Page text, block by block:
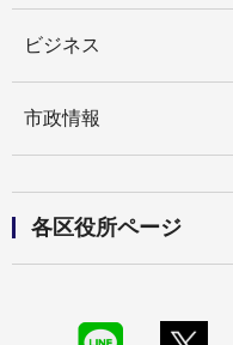
ビジネス
市政情報
各区役所ページ